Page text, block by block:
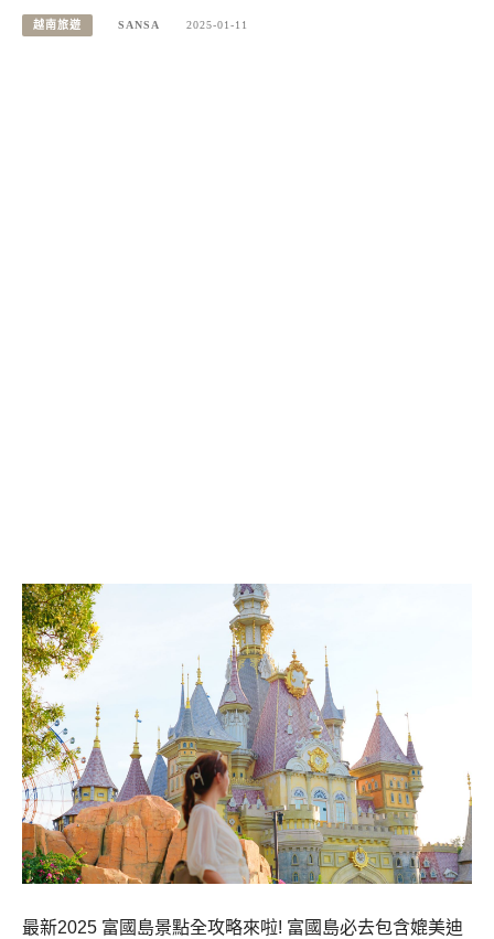
越南旅遊 SANSA 2025-01-11
最新2025 富國島景點全攻略來啦! 富國島必去包含媲美迪